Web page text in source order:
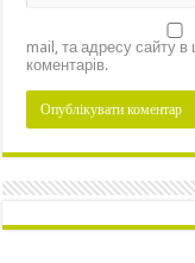
mail, та адресу сайту
коментарів.